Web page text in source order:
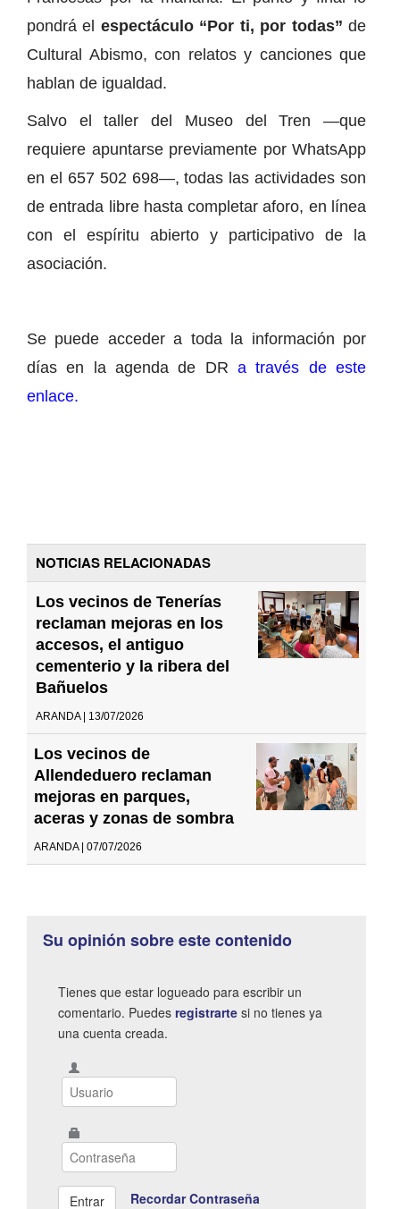
pondrá el espectáculo “Por ti, por todas” de
Cultural Abismo, con relatos y canciones que
hablan de igualdad.
Salvo el taller del Museo del Tren —que
requiere apuntarse previamente por WhatsApp
en el 657 502 698—, todas las actividades son
de entrada libre hasta completar aforo, en línea
con el espíritu abierto y participativo de la
asociación.
Se puede acceder a toda la información por
días en la agenda de DR a través de este
enlace.
NOTICIAS RELACIONADAS
Los vecinos de Tenerías
reclaman mejoras en los
accesos, el antiguo
cementerio y la ribera del
Bañuelos
ARANDA | 13/07/2026
Los vecinos de
Allendeduero reclaman
mejoras en parques,
aceras y zonas de sombra
ARANDA | 07/07/2026
Su opinión sobre este contenido
Tienes que estar logueado para escribir un
comentario. Puedes registrarte si no tienes ya
una cuenta creada.
Recordar Contraseña